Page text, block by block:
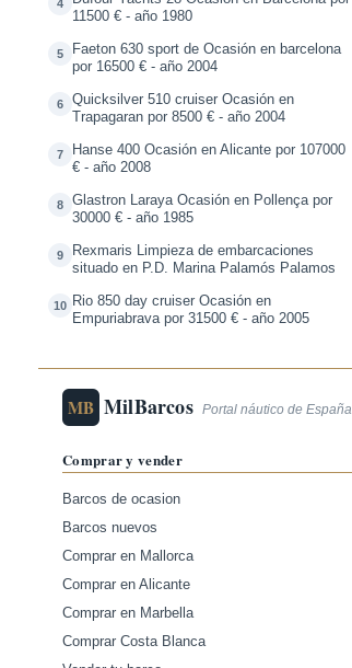
4
11500 € - año 1980
5
Faeton 630 sport de Ocasión en barcelona
por 16500 € - año 2004
6
Quicksilver 510 cruiser Ocasión en
Trapagaran por 8500 € - año 2004
7
Hanse 400 Ocasión en Alicante por 107000
€ - año 2008
8
Glastron Laraya Ocasión en Pollença por
30000 € - año 1985
9
Rexmaris Limpieza de embarcaciones
situado en P.D. Marina Palamós Palamos
10 Rio 850 day cruiser Ocasión en
Empuriabrava por 31500 € - año 2005
MB MilBarcos Portal náutico de España
Comprar y vender
Barcos de ocasion
Barcos nuevos
Comprar en Mallorca
Comprar en Alicante
Comprar en Marbella
Comprar Costa Blanca